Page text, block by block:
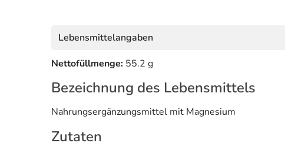
Lebensmittelangaben
Nettofüllmenge: 55.2 g
Bezeichnung des Lebensmittels
Nahrungsergänzungsmittel mit Magnesium
Zutaten